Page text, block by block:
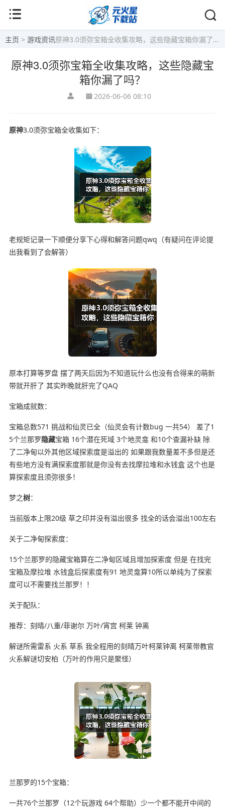
主页 > 游戏资讯原神3.0须弥宝箱全收集攻略，这些隐藏宝箱你漏了吗？
原神3.0须弥宝箱全收集攻略，这些隐藏宝
箱你漏了吗？
2026-06-06 08:10
原神3.0须弥宝箱全收集如下：
老规矩记录一下顺便分享下心得和解答问题qwq（有疑问在评论提
出我看到了会解答）
原本打算等罗盘 摆了两天后因为不知道玩什么也没有合得来的萌新
带就开肝了 其实昨晚就肝完了QAQ
宝箱成就数：
宝箱总数571 挑战和仙灵已全（仙灵会有计数bug 一共54） 差了1
5个兰那罗隐藏宝箱 16个潜在死域 3个地灵龛 和10个查漏补缺 除
了二净甸以外其他区域探索度是溢出的 如果跟我数量差不多但是还
有些地方没有满探索度那就是你没有去找摩拉堆和水钱盒 这个也是
算探索度且须弥很多！
梦之树：
当前版本上限20级 草之印并没有溢出很多 找全的话会溢出100左右
关于二净甸探索度：
15个兰那罗的隐藏宝箱算在二净甸区域且增加探索度 但是 在找完
宝箱及摩拉堆 水钱盒后探索度有91 地灵龛算10所以单纯为了探索
度可以不需要找兰那罗！！
关于配队：
推荐：刻晴/八重/菲谢尔 万叶/宵宫 柯莱 钟离
解谜所需雷系 火系 草系 我全程用的刻晴万叶柯莱钟离 柯莱带教官
火系解谜切安柏（万叶的作用只是聚怪）
兰那罗的15个宝箱：
一共76个兰那罗（12个玩游戏 64个帮助）少一个都不能开中间的